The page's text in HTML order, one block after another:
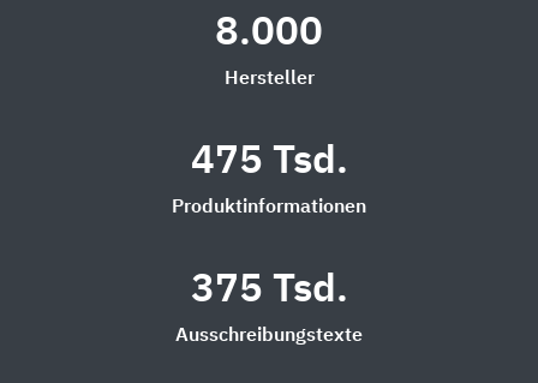
8.000
Hersteller
475 Tsd.
Produktinformationen
375 Tsd.
Ausschreibungstexte